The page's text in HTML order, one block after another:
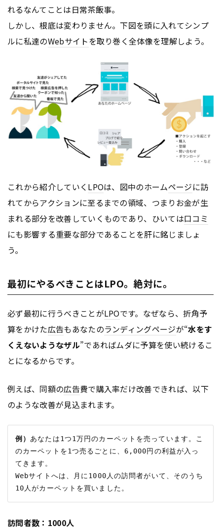
れるなんてことは日常茶飯事。
しかし、根底は変わりません。下図を頭に入れてシンプ
ルに私達のWebサイトを取り巻く全体像を理解しよう。
これから紹介していく LPOは、図中のホームページに訪
れてからアクションに至るまでの領域、つまりお金が生
まれる部分を改善していくものであり、ひいては口コミ
にも影響する重要な部分であることを肝に銘じましょ
う。
最初にやるべきことはLPO。絶対に。
必ず最初に行うべきことがLPOです。なぜなら、折角予
算をかけた広告もあなたのランディングページが“水をす
くえないようなザル”であればムダに予算を使い続けるこ
とになるからです。
例えば、同額の広告費で購入率だけ改善できれば、以下
のような改善が見込まれます。
例） あなたは1つ1万円のカーペットを売っています。こ
のカーペットを1つ売るごとに、6,000円の利益が入っ
てきます。
Webサイトへは、月に1000人の訪問者がいて、そのうち
訪問者数：1000人